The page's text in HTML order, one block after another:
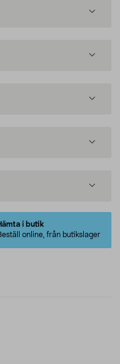
i butik
online, från butikslager